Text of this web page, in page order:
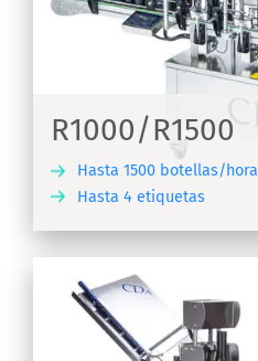
R1000/R1500
Hasta 1500 botellas/hora
Hasta 4 etiquetas